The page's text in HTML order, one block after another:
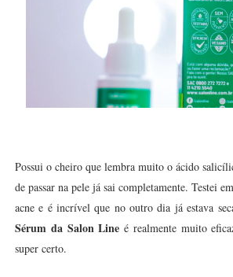
Possui o cheiro que lembra muito o ácido
de passar na pele já sai completamente. Testei
acne e é incrível que no outro dia já estava
Sérum da Salon Line é realmente muito
super certo.